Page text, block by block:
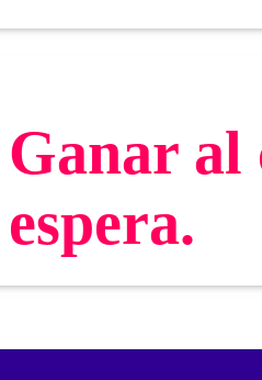
Ganar al
espera.